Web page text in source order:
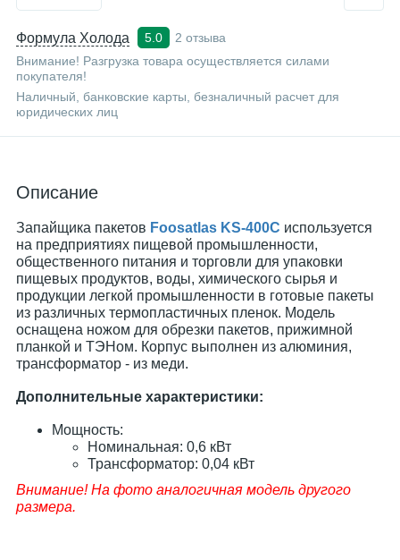
Формула Холода 5.0
2 отзыва
Внимание! Разгрузка товара осуществляется силами
покупателя!
Наличный, банковские карты, безналичный расчет для
юридических лиц
Описание
Запайщика пакетов Foosatlas KS-400C используется
на предприятиях пищевой промышленности,
общественного питания и торговли для упаковки
пищевых продуктов, воды, химического сырья и
продукции легкой промышленности в готовые пакеты
из различных термопластичных пленок. Модель
оснащена ножом для обрезки пакетов, прижимной
планкой и ТЭНом. Корпус выполнен из алюминия,
трансформатор - из меди.
Дополнительные характеристики:
Мощность:
Номинальная: 0,6 кВт
Трансформатор: 0,04 кВт
Внимание! На фото аналогичная модель другого
размера.